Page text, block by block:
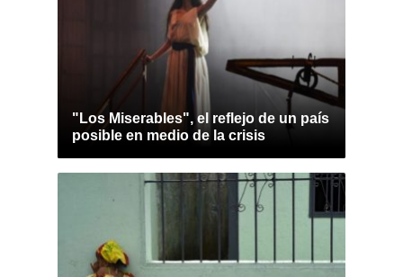
"Los Miserables", el reflejo de un país
posible en medio de la crisis